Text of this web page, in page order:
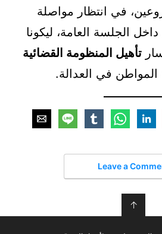
في انتظار مواصلة
الجلسة العامة، ليكونا
تأهيل المنظومة القضائية
المواطن في العدالة.
Leave a
↑